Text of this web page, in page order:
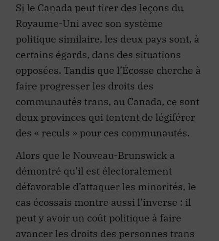
Si le Canada peut tirer des leçons du
Royaume-Uni avec son système
politique similaire, les deux pays sont, à
certains égards, dans des situations
opposées. Tandis que l’Écosse cherche à
faire progresser les droits des
communautés trans, au Canada, ce sont
deux provinces qui tentent de légiférer
des « reculs » pour ces communautés.
Alors que le Nouveau-Brunswick a
démontré qu’il est électoralement
défavorable d’attaquer les minorités, le
cas écossais montre aussi l’inverse : il
peut y avoir un coût politique à faire
avancer les droits des personnes trans